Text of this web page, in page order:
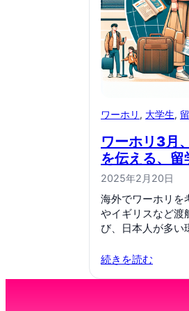
ワーホリ , 大学生,
ワーホリ3月
を伝える、
2025年2月20日
海外でワーホリを
やイギリスなど渡
び、日本人が多い
続きを読む